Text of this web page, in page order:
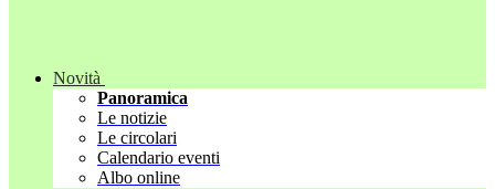
Novità
Panoramica
Le notizie
Le circolari
Calendario eventi
Albo online